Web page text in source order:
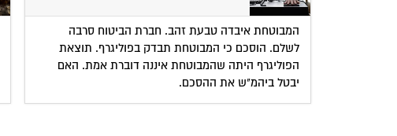
המבוטחת איבדה טבעת זהב. חברת הביטוח סרבה
לשלם. הוסכם כי המבוטחת תבדק בפוליגרף. תוצאת
הפוליגרף היתה שהמבוטחת איננה דוברת אמת. האם
יבטל ביהמ"ש את ההסכם.